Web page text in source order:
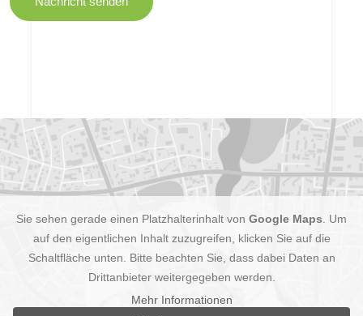
Sie sehen gerade einen Platzhalterinhalt von Google Maps . Um
auf den eigentlichen Inhalt zuzugreifen, klicken Sie auf die
Schaltfläche unten. Bitte beachten Sie, dass dabei Daten an
Drittanbieter weitergegeben werden.
Mehr Informationen